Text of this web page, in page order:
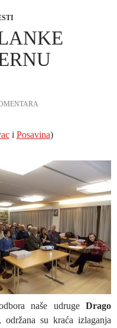
i Posavina)
naše udruge Drago
su kraća izlaganja